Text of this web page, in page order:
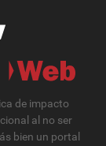
de impacto
al no ser
bien un portal